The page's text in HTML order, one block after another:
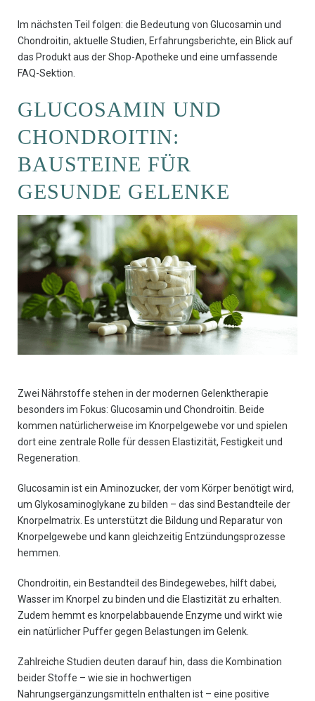
Im nächsten Teil folgen: die Bedeutung von Glucosamin und
Chondroitin, aktuelle Studien, Erfahrungsberichte, ein Blick auf
das Produkt aus der Shop-Apotheke und eine umfassende
FAQ-Sektion.
GLUCOSAMIN UND
CHONDROITIN:
BAUSTEINE FÜR
GESUNDE GELENKE
Zwei Nährstoffe stehen in der modernen Gelenktherapie
besonders im Fokus: Glucosamin und Chondroitin. Beide
kommen natürlicherweise im Knorpelgewebe vor und spielen
dort eine zentrale Rolle für dessen Elastizität, Festigkeit und
Regeneration.
Glucosamin ist ein Aminozucker, der vom Körper benötigt wird,
um Glykosaminoglykane zu bilden – das sind Bestandteile der
Knorpelmatrix. Es unterstützt die Bildung und Reparatur von
Knorpelgewebe und kann gleichzeitig Entzündungsprozesse
hemmen.
Chondroitin, ein Bestandteil des Bindegewebes, hilft dabei,
Wasser im Knorpel zu binden und die Elastizität zu erhalten.
Zudem hemmt es knorpelabbauende Enzyme und wirkt wie
ein natürlicher Puffer gegen Belastungen im Gelenk.
Zahlreiche Studien deuten darauf hin, dass die Kombination
beider Stoffe – wie sie in hochwertigen
Nahrungsergänzungsmitteln enthalten ist – eine positive